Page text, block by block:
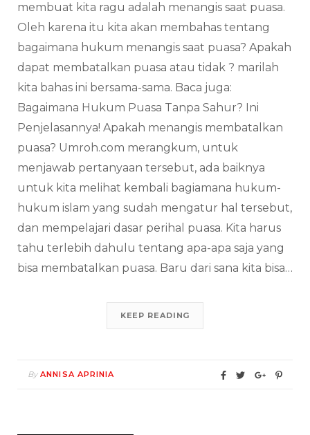
membuat kita ragu adalah menangis saat puasa.
Oleh karena itu kita akan membahas tentang
bagaimana hukum menangis saat puasa? Apakah
dapat membatalkan puasa atau tidak ? marilah
kita bahas ini bersama-sama. Baca juga:
Bagaimana Hukum Puasa Tanpa Sahur? Ini
Penjelasannya! Apakah menangis membatalkan
puasa? Umroh.com merangkum, untuk
menjawab pertanyaan tersebut, ada baiknya
untuk kita melihat kembali bagiamana hukum-
hukum islam yang sudah mengatur hal tersebut,
dan mempelajari dasar perihal puasa. Kita harus
tahu terlebih dahulu tentang apa-apa saja yang
bisa membatalkan puasa. Baru dari sana kita bisa…
KEEP READING
By ANNISA APRINIA